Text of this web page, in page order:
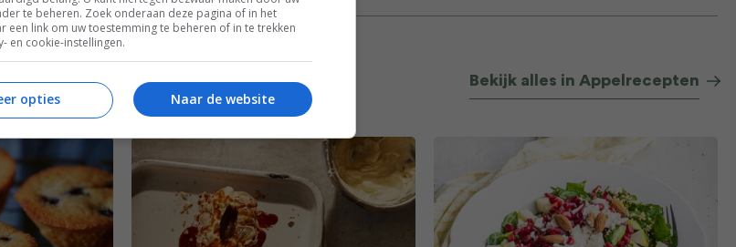
Bekijk alles in Appelrecepten
te beheren. Zoek onderaan deze pagina of in het
een link om uw toestemming te beheren of in te trekken
en cookie-instellingen.
Naar de website
opties